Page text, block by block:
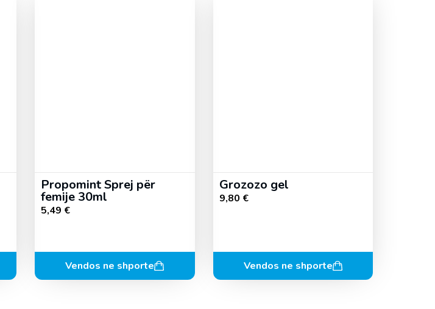
Propomint Sprej për
femije 30ml
5,49 €
Vendos ne shporte
Grozozo gel
9,80 €
Vendos ne shporte